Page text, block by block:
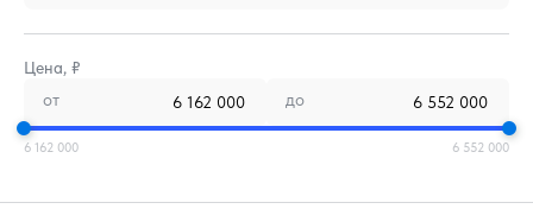
Цена, ₽
от до
6 162 000 6 552 000